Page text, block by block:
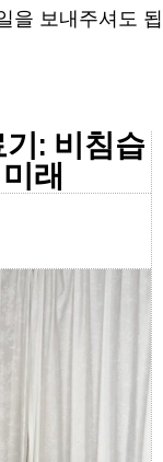
을 보내주셔도 됩
: 비침습
래